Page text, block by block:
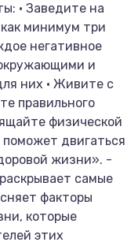
• Заведите на
минимум три
негативное
и
них • Живите с
правильного
физической
двигаться
жизни». -
самые
факторы
которые
этих